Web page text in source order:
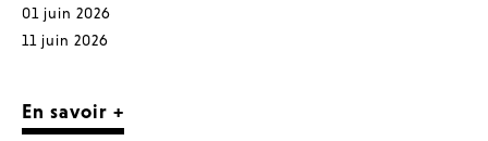
01 juin 2026
11 juin 2026
En savoir +